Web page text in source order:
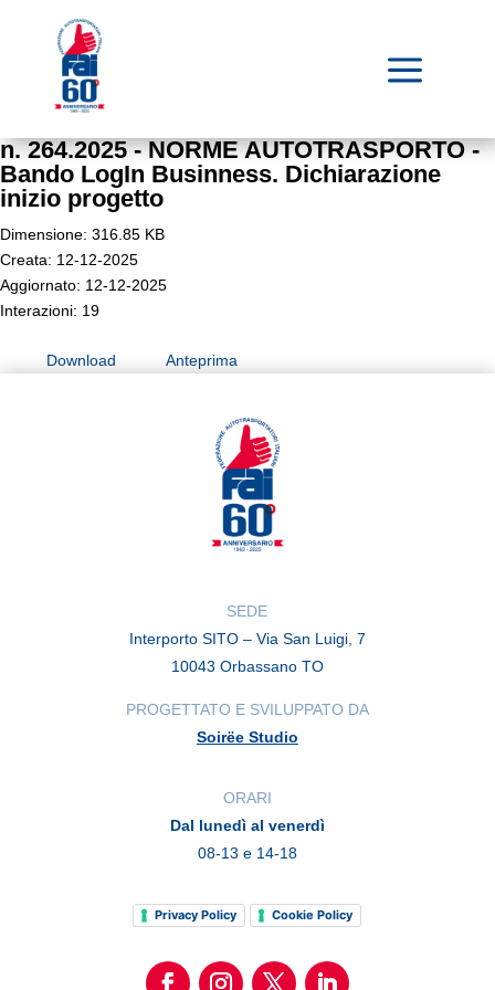
a
n. 264.2025 - NORME AUTOTRASPORTO -
Bando LogIn Businness. Dichiarazione
inizio progetto
Dimensione: 316.85 KB
Creata: 12-12-2025
Aggiornato: 12-12-2025
Interazioni: 19
Download Anteprima
SEDE
Interporto SITO – Via San Luigi, 7
10043 Orbassano TO
PROGETTATO E SVILUPPATO DA
Soirëe Studio
ORARI
Dal lunedì al venerdì
08-13 e 14-18
Privacy Policy Cookie Policy